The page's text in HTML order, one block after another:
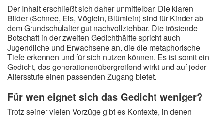
Der Inhalt erschließt sich daher unmittelbar. Die klaren
Bilder (Schnee, Eis, Vöglein, Blümlein) sind für Kinder ab
dem Grundschulalter gut nachvollziehbar. Die tröstende
Botschaft in der zweiten Gedichthälfte spricht auch
Jugendliche und Erwachsene an, die die metaphorische
Tiefe erkennen und für sich nutzen können. Es ist somit ein
Gedicht, das generationenübergreifend wirkt und auf jeder
Altersstufe einen passenden Zugang bietet.
Für wen eignet sich das Gedicht weniger?
Trotz seiner vielen Vorzüge gibt es Kontexte, in denen